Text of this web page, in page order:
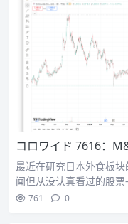
コロワイド 7616：
最近在研究日本外食板
闻但从没认真看过的股
761 0